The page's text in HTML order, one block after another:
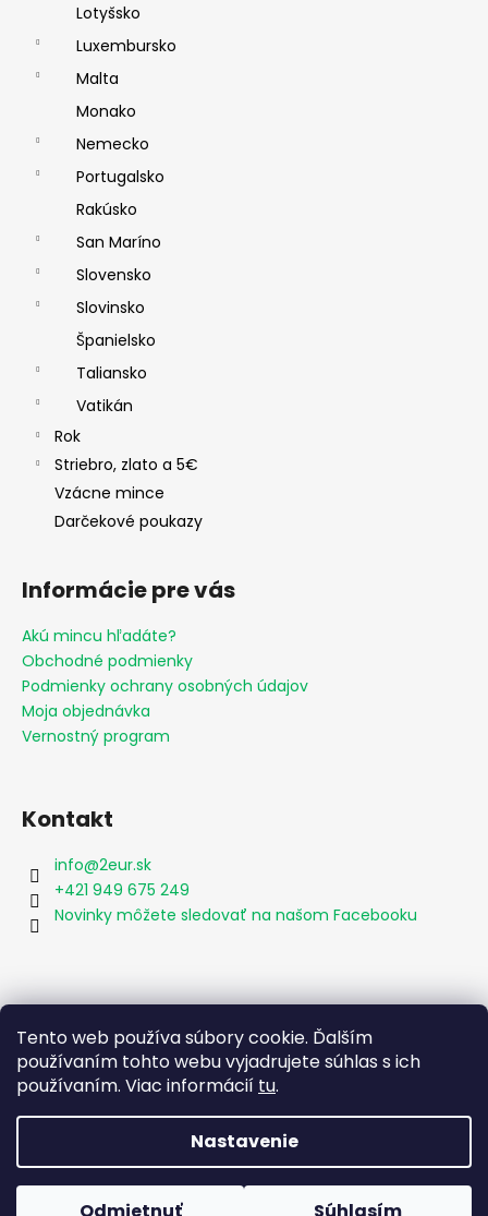
Tento web používa súbory cookie. Ďalším
používaním tohto webu vyjadrujete súhlas s ich
používaním. Viac informácií tu.
Nastavenie
Lotyšsko
Luxembursko
Malta
Monako
Nemecko
Portugalsko
Rakúsko
San Maríno
Slovensko
Slovinsko
Španielsko
Taliansko
Vatikán
Rok
Striebro, zlato a 5€
Vzácne mince
Darčekové poukazy
Informácie pre vás
Akú mincu hľadáte?
Obchodné podmienky
Podmienky ochrany osobných údajov
Moja objednávka
Vernostný program
Kontakt
info@2eur.sk
+421 949 675 249
Novinky môžete sledovať na našom Facebooku
Vytvoril Shoptet